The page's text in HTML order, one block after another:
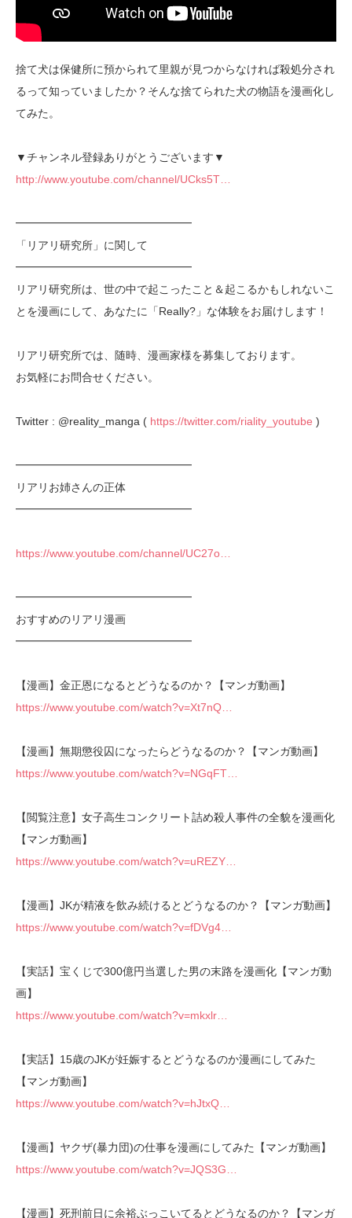
捨て犬は保健所に預かられて里親が見つからなければ殺処分され
るって知っていましたか？そんな捨てられた犬の物語を漫画化し
てみた。
▼チャンネル登録ありがとうございます▼
http://www.youtube.com/channel/UCks5T…
━━━━━━━━━━━━━━━━
「リアリ研究所」に関して
━━━━━━━━━━━━━━━━
リアリ研究所は、世の中で起こったこと＆起こるかもしれないこ
とを漫画にして、あなたに「Really?」な体験をお届けします！
リアリ研究所では、随時、漫画家様を募集しております。
お気軽にお問合せください。
Twitter : @reality_manga ( https://twitter.com/riality_youtube )
━━━━━━━━━━━━━━━━
リアリお姉さんの正体
━━━━━━━━━━━━━━━━
https://www.youtube.com/channel/UC27o…
━━━━━━━━━━━━━━━━
おすすめのリアリ漫画
━━━━━━━━━━━━━━━━
【漫画】金正恩になるとどうなるのか？【マンガ動画】
https://www.youtube.com/watch?v=Xt7nQ…
【漫画】無期懲役囚になったらどうなるのか？【マンガ動画】
https://www.youtube.com/watch?v=NGqFT…
【閲覧注意】女子高生コンクリート詰め殺人事件の全貌を漫画化
【マンガ動画】
https://www.youtube.com/watch?v=uREZY…
【漫画】JKが精液を飲み続けるとどうなるのか？【マンガ動画】
https://www.youtube.com/watch?v=fDVg4…
【実話】宝くじで300億円当選した男の末路を漫画化【マンガ動
画】
https://www.youtube.com/watch?v=mkxlr…
【実話】15歳のJKが妊娠するとどうなるのか漫画にしてみた
【マンガ動画】
https://www.youtube.com/watch?v=hJtxQ…
【漫画】ヤクザ(暴力団)の仕事を漫画にしてみた【マンガ動画】
https://www.youtube.com/watch?v=JQS3G…
【漫画】死刑前日に余裕ぶっこいてるとどうなるのか？【マンガ